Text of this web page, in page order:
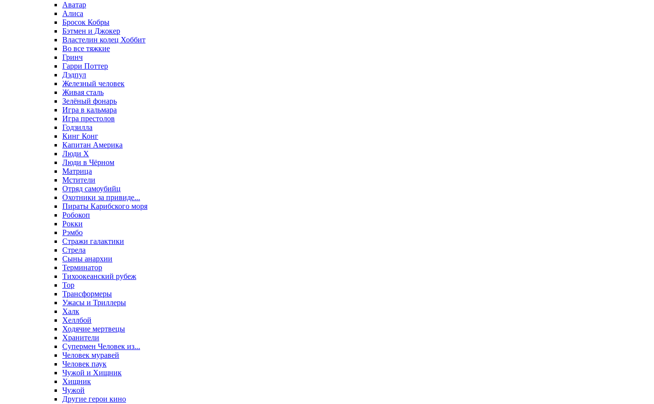
Аватар
Алиса
Бросок Кобры
Бэтмен и Джокер
Властелин колец Хоббит
Во все тяжкие
Гринч
Гарри Поттер
Дэдпул
Железный человек
Живая сталь
Зелёный фонарь
Игра в кальмара
Игра престолов
Годзилла
Кинг Конг
Капитан Америка
Люди X
Люди в Чёрном
Матрица
Мстители
Отряд самоубийц
Охотники за привиде...
Пираты Карибского моря
Робокоп
Рокки
Рэмбо
Стражи галактики
Стрела
Сыны анархии
Терминатор
Тихоокеанский рубеж
Тор
Трансформеры
Ужасы и Триллеры
Халк
Хеллбой
Ходячие мертвецы
Хранители
Супермен Человек из...
Человек муравей
Человек паук
Чужой и Хищник
Хищник
Чужой
Другие герои кино